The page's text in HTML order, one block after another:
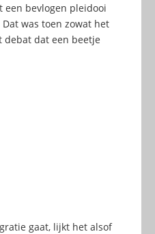
een bevlogen pleidooi
was toen zowat het
debat dat een beetje
gaat, lijkt het alsof